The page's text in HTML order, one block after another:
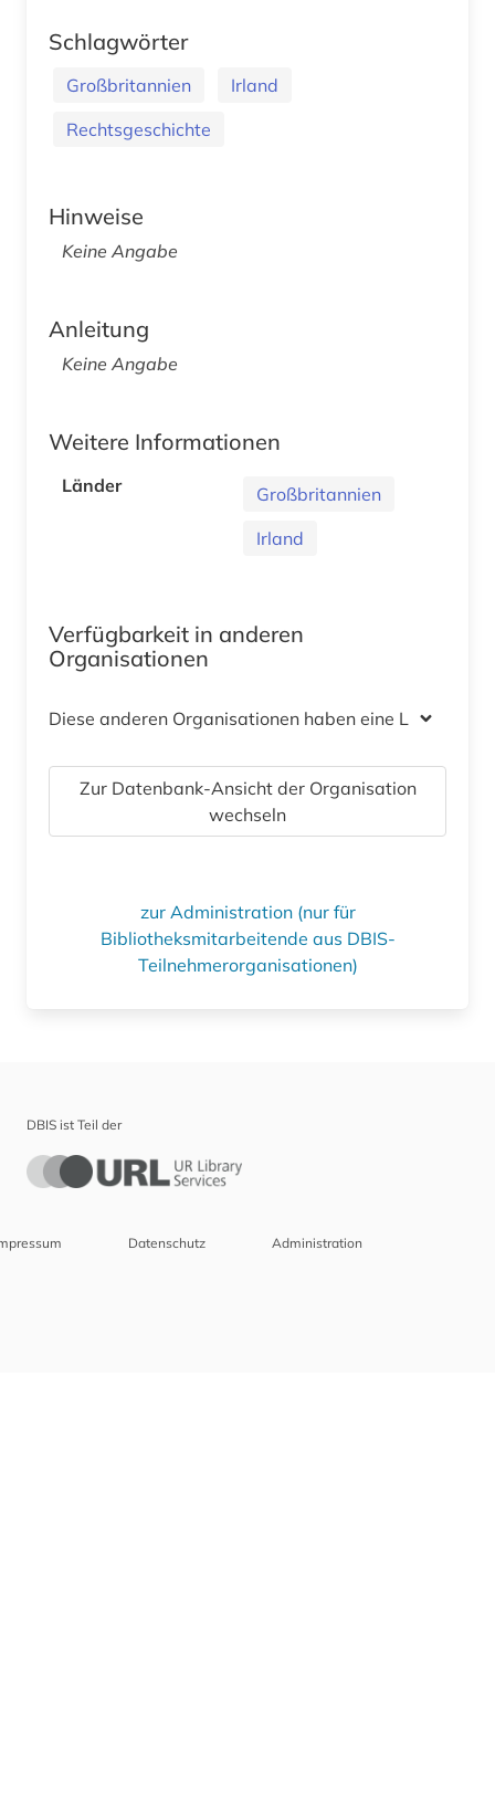
Schlagwörter
Großbritannien
Irland
Rechtsgeschichte
Hinweise
Keine Angabe
Anleitung
Keine Angabe
Weitere Informationen
Länder
Großbritannien
Irland
Verfügbarkeit in anderen
Organisationen
Diese anderen Organisationen haben eine Lizenz
Zur Datenbank-Ansicht der Organisation
wechseln
zur Administration (nur für
Bibliotheksmitarbeitende aus DBIS-
Teilnehmerorganisationen)
DBIS ist Teil der
Datenschutz Administration